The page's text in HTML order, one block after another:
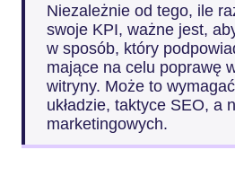
Niezależnie od tego, ile
swoje KPI, ważne jest,
w sposób, który
mające na celu poprawę
witryny. Może to
układzie, taktyce SEO, a
marketingowych.